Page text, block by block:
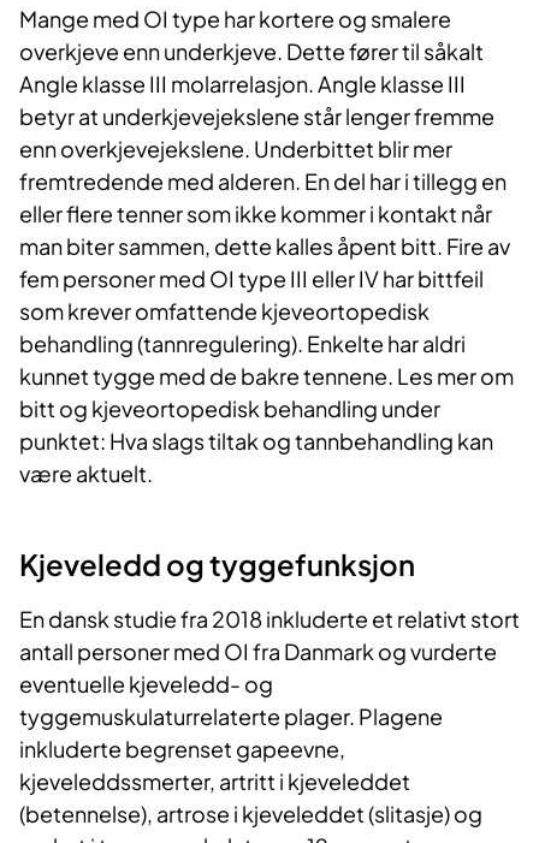
Mange med OI type har kortere og smalere
overkjeve enn underkjeve. Dette fører til såkalt
Angle klasse III molarrelasjon. Angle klasse III
betyr at underkjevejekslene står lenger fremme
enn overkjevejekslene. Underbittet blir mer
fremtredende med alderen. En del har i tillegg en
eller flere tenner som ikke kommer i kontakt når
man biter sammen, dette kalles åpent bitt. Fire av
fem personer med OI type III eller IV har bittfeil
som krever omfattende kjeveortopedisk
behandling (tannregulering). Enkelte har aldri
kunnet tygge med de bakre tennene. Les mer om
bitt og kjeveortopedisk behandling under
punktet: Hva slags tiltak og tannbehandling kan
være aktuelt.
Kjeveledd og tyggefunksjon
En dansk studie fra 2018 inkluderte et relativt stort
antall personer med OI fra Danmark og vurderte
eventuelle kjeveledd- og
tyggemuskulaturrelaterte plager. Plagene
inkluderte begrenset gapeevne,
kjeveleddssmerter, artritt i kjeveleddet
(betennelse), artrose i kjeveleddet (slitasje) og